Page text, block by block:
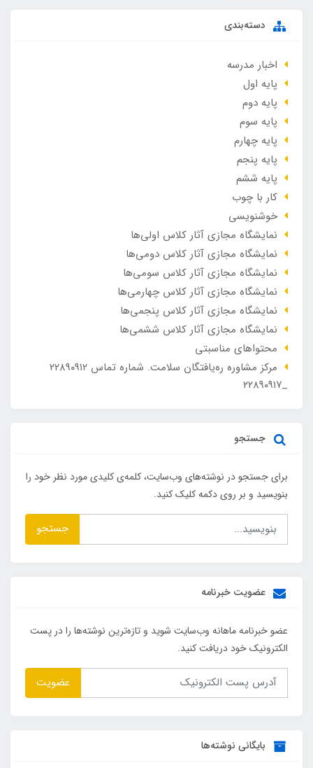
دسته‌بندی
اخبار مدرسه
پایه اول
پایه دوم
پایه سوم
پایه چهارم
پایه پنجم
پایه ششم
کار با چوب
خوشنویسی
نمایشگاه مجازی آثار کلاس اولی‌ها
نمایشگاه مجازی آثار کلاس دومی‌ها
نمایشگاه مجازی آثار کلاس سومی‌ها
نمایشگاه مجازی آثار کلاس چهارمی‌ها
نمایشگاه مجازی آثار کلاس پنجمی‌ها
نمایشگاه مجازی آثار کلاس ششمی‌ها
محتواهای مناسبتی
مرکز مشاوره ره‌یافتگان سلامت. شماره تماس ۲۲۸۹۰۹۱۲
_۲۲۸۹۰۹۱۷
جستجو
برای جستجو در نوشته‌های وب‌سایت، کلمه‌ی کلیدی مورد نظر خود را
بنویسید و بر روی دکمه کلیک کنید.
جستجو
عضویت خبرنامه
عضو خبرنامه ماهانه وب‌سایت شوید و تازه‌ترین نوشته‌ها را در پست
الکترونیک خود دریافت کنید.
عضویت
بایگانی نوشته‌ها